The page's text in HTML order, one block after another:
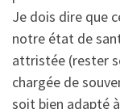
Je dois dire que
notre état de
attristée (rester
chargée de
soit bien adapté